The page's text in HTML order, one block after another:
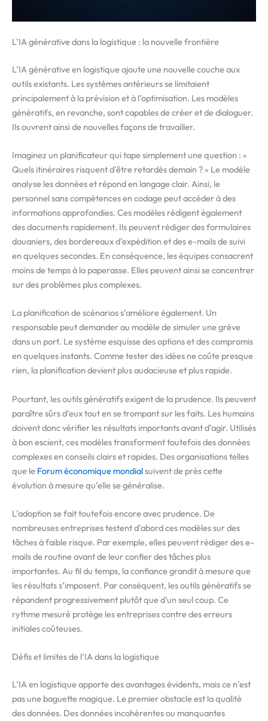
L’IA générative dans la logistique : la nouvelle frontière
L’IA générative en logistique ajoute une nouvelle couche aux
outils existants. Les systèmes antérieurs se limitaient
principalement à la prévision et à l’optimisation. Les modèles
génératifs, en revanche, sont capables de créer et de dialoguer.
Ils ouvrent ainsi de nouvelles façons de travailler.
Imaginez un planificateur qui tape simplement une question : «
Quels itinéraires risquent d’être retardés demain ? » Le modèle
analyse les données et répond en langage clair. Ainsi, le
personnel sans compétences en codage peut accéder à des
informations approfondies. Ces modèles rédigent également
des documents rapidement. Ils peuvent rédiger des formulaires
douaniers, des bordereaux d’expédition et des e-mails de suivi
en quelques secondes. En conséquence, les équipes consacrent
moins de temps à la paperasse. Elles peuvent ainsi se concentrer
sur des problèmes plus complexes.
La planification de scénarios s’améliore également. Un
responsable peut demander au modèle de simuler une grève
dans un port. Le système esquisse des options et des compromis
en quelques instants. Comme tester des idées ne coûte presque
rien, la planification devient plus audacieuse et plus rapide.
Pourtant, les outils génératifs exigent de la prudence. Ils peuvent
paraître sûrs d’eux tout en se trompant sur les faits. Les humains
doivent donc vérifier les résultats importants avant d’agir. Utilisés
à bon escient, ces modèles transforment toutefois des données
complexes en conseils clairs et rapides. Des organisations telles
que le Forum économique mondialsuivent de près cette
évolution à mesure qu’elle se généralise.
L’adoption se fait toutefois encore avec prudence. De
nombreuses entreprises testent d’abord ces modèles sur des
tâches à faible risque. Par exemple, elles peuvent rédiger des e-
mails de routine avant de leur confier des tâches plus
importantes. Au fil du temps, la confiance grandit à mesure que
les résultats s’imposent. Par conséquent, les outils génératifs se
répandent progressivement plutôt que d’un seul coup. Ce
rythme mesuré protège les entreprises contre des erreurs
initiales coûteuses.
Défis et limites de l’IA dans la logistique
L’IA en logistique apporte des avantages évidents, mais ce n’est
pas une baguette magique. Le premier obstacle est la qualité
des données. Des données incohérentes ou manquantes